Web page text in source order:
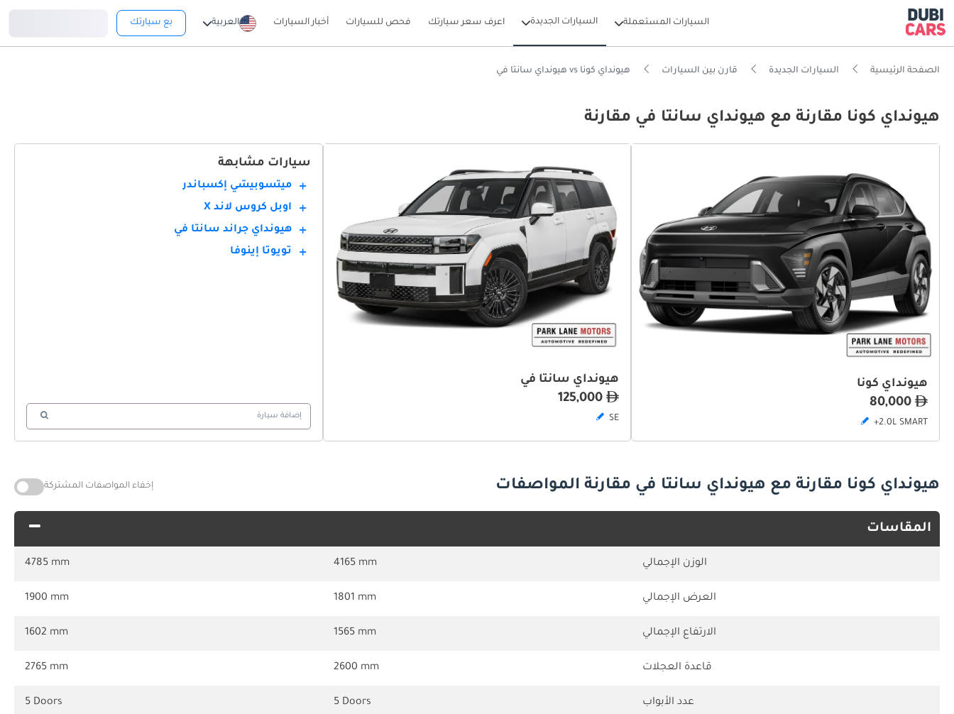
السيارات المستعملة السيارات الجديدة اعرف سعر سيارتك فحص للسيارات أخبار السيارات العربية بع سيارتك
الصفحة الرئيسية السيارات الجديدة قارن بين السيارات هيونداي كونا vs هيونداي سانتا في
هيونداي كونا مقارنة مع هيونداي سانتا في مقارنة
هيونداي كونا
2.0L SMART+
هيونداي سانتا في
125,000
SE
سيارات مشابهة
ميتسوبيشي إكسباندر
أوبل كروس لاند X
هيونداي جراند سانتا في
تويوتا إينوفا
إضافة سيارة
هيونداي كونا مقارنة مع هيونداي سانتا في مقارنة المواصفات إخفاء المواصفات المشتركة
المقاسات
الوزن الإجمالي 4165 mm
4785 mm
العرض الإجمالي 1801 mm
1900 mm
الارتفاع الإجمالي 1565 mm
1602 mm
قاعدة العجلات 2600 mm
2765 mm
عدد الأبواب 5 Doors
5 Doors